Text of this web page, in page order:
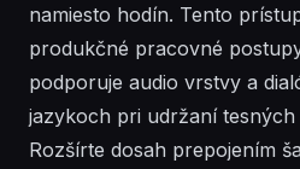
namiesto hodín. Tento
produkčné pracovné
podporuje audio vrstvy a
jazykoch pri udržaní
Rozšírte dosah prepojením